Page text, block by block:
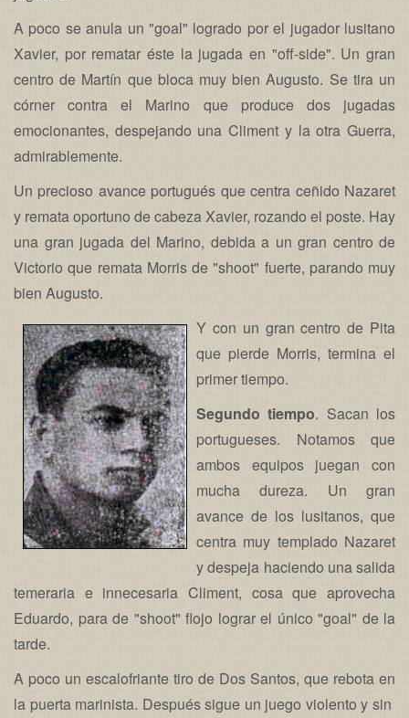
A poco se anula un "goal" logrado por el jugador lusitano
Xavier, por rematar éste la jugada en "off-side". Un gran
centro de Martín que bloca muy bien Augusto. Se tira un
córner contra el Marino que produce dos jugadas
emocionantes, despejando una Climent y la otra Guerra,
admirablemente.
Un precioso avance portugués que centra ceñido Nazaret
y remata oportuno de cabeza Xavier, rozando el poste. Hay
una gran jugada del Marino, debida a un gran centro de
Victorio que remata Morris de "shoot" fuerte, parando muy
bien Augusto.
Y con un gran centro de Pita
que pierde Morris, termina el
primer tiempo.
Segundo tiempo. Sacan los
portugueses. Notamos que
ambos equipos juegan con
mucha dureza. Un gran
avance de los lusitanos, que
centra muy templado Nazaret
y despeja haciendo una salida
temeraria e innecesaria Climent, cosa que aprovecha
Eduardo, para de "shoot" flojo lograr el único "goal" de la
tarde.
A poco un escalofriante tiro de Dos Santos, que rebota en
la puerta marinista. Después sigue un juego violento y sin